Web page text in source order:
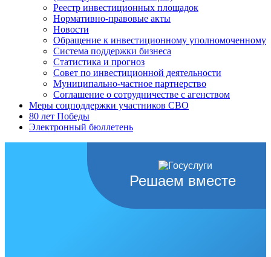
Реестр инвестиционных площадок
Нормативно-правовые акты
Новости
Обращение к инвестиционному уполномоченному
Система поддержки бизнеса
Статистика и прогноз
Совет по инвестиционной деятельности
Муниципально-частное партнерство
Соглашение о сотрудничестве с агенством
Меры соцподдержки участников СВО
80 лет Победы
Электронный бюллетень
Решаем вместе